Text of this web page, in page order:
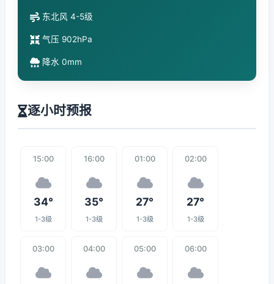
东北风 4-5级
气压 902hPa
降水 0mm
逐小时预报
15:00
34°
1-3级
16:00
35°
1-3级
01:00
27°
1-3级
02:00
27°
1-3级
03:00 04:00 05:00 06:00